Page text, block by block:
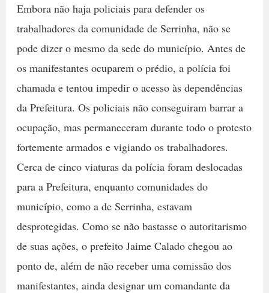
Embora não haja policiais para defender os
trabalhadores da comunidade de Serrinha, não se
pode dizer o mesmo da sede do município. Antes de
os manifestantes ocuparem o prédio, a polícia foi
chamada e tentou impedir o acesso às dependências
da Prefeitura. Os policiais não conseguiram barrar a
ocupação, mas permaneceram durante todo o protesto
fortemente armados e vigiando os trabalhadores.
Cerca de cinco viaturas da polícia foram deslocadas
para a Prefeitura, enquanto comunidades do
município, como a de Serrinha, estavam
desprotegidas. Como se não bastasse o autoritarismo
de suas ações, o prefeito Jaime Calado chegou ao
ponto de, além de não receber uma comissão dos
manifestantes, ainda designar um comandante da